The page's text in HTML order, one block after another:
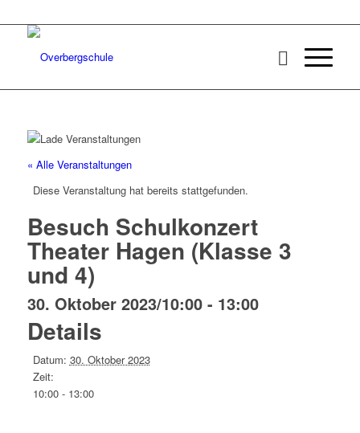
« Alle Veranstaltungen
Diese Veranstaltung hat bereits stattgefunden.
Besuch Schulkonzert
Theater Hagen (Klasse 3
und 4)
30. Oktober 2023/10:00- 13:00
Details
Datum: 30. Oktober 2023
Zeit:
10:00 - 13:00